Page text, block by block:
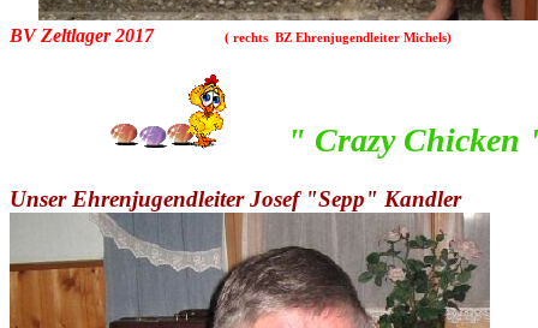
BV Zeltlager 2017 ( rechts BZ Ehrenjugendleiter Michels)
" Crazy Chicken
Unser Ehrenjugendleiter Josef "Sepp" Kandler